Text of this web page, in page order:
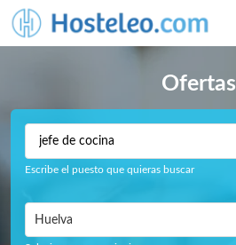
Ofertas
Escribe el puesto que quieras buscar
Huelva